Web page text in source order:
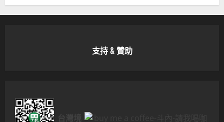
支持 & 贊助